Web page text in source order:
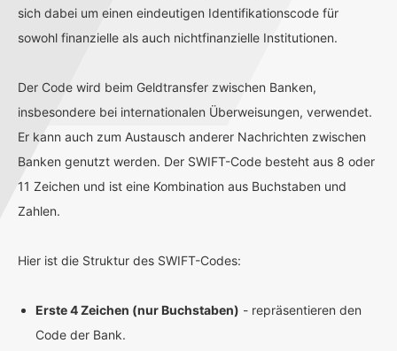
sich dabei um einen eindeutigen Identifikationscode für
sowohl finanzielle als auch nichtfinanzielle Institutionen.
Der Code wird beim Geldtransfer zwischen Banken,
insbesondere bei internationalen Überweisungen, verwendet.
Er kann auch zum Austausch anderer Nachrichten zwischen
Banken genutzt werden. Der SWIFT-Code besteht aus 8 oder
11 Zeichen und ist eine Kombination aus Buchstaben und
Zahlen.
Hier ist die Struktur des SWIFT-Codes:
Erste 4 Zeichen (nur Buchstaben) - repräsentieren den
Code der Bank.